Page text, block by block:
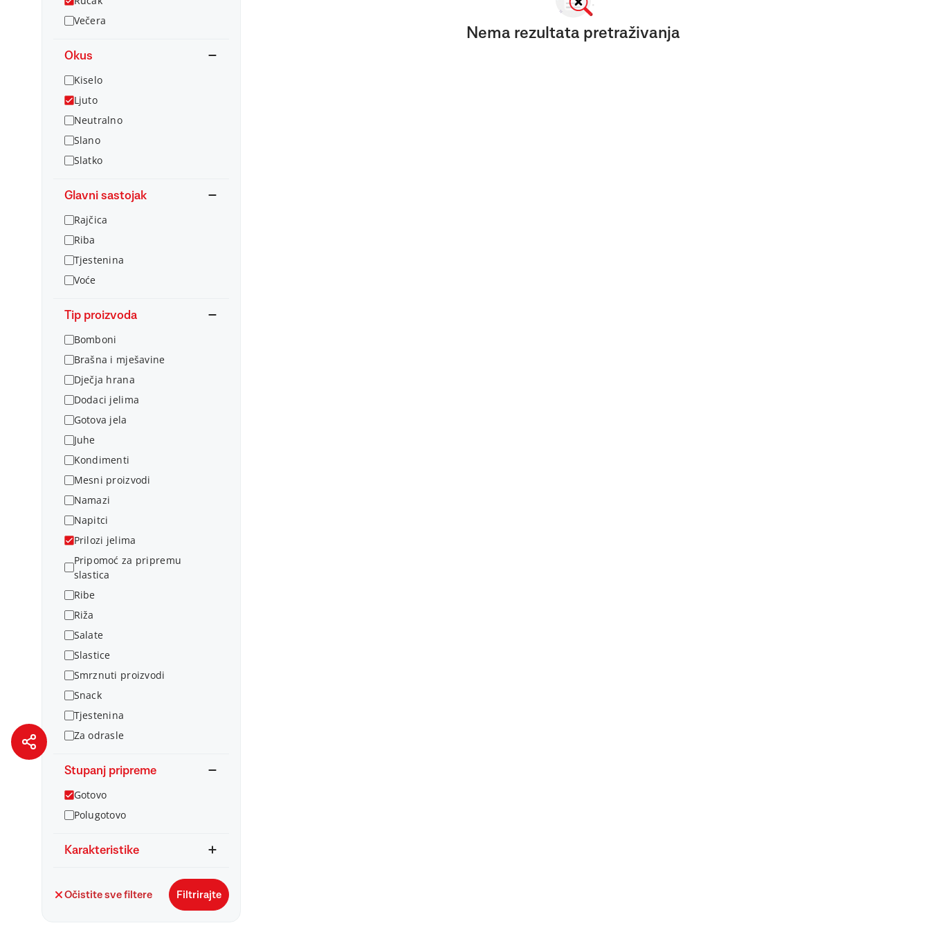
Večera
Okus
Kiselo
Ljuto
Neutralno
Slano
Slatko
Glavni sastojak
Rajčica
Riba
Tjestenina
Voće
Tip proizvoda
Bomboni
Brašna i mješavine
Dječja hrana
Dodaci jelima
Gotova jela
Juhe
Kondimenti
Mesni proizvodi
Namazi
Napitci
Prilozi jelima
Pripomoć za pripremu
slastica
Ribe
Riža
Salate
Slastice
Smrznuti proizvodi
Snack
Tjestenina
Za odrasle
Stupanj pripreme
Gotovo
Polugotovo
Karakteristike
Očistite sve filtere Filtrirajte
Nema rezultata pretraživanja